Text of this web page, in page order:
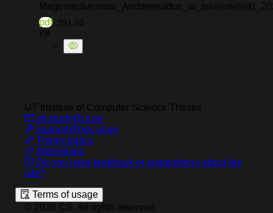
pdf 291.93
KB
UT Institute of Computer Science Theses
ati.study@ut.ee
support@hpc.ut.ee
Thesis topics
Internships
Do you have feedback or suggestions about the
site?
Terms of usage
© 2026 CS. All rights reserved